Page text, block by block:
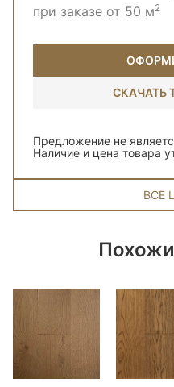
при заказе от 50 м2
СКАЧАТЬ
Предложение не
Наличие и цена товара
ВСЕ